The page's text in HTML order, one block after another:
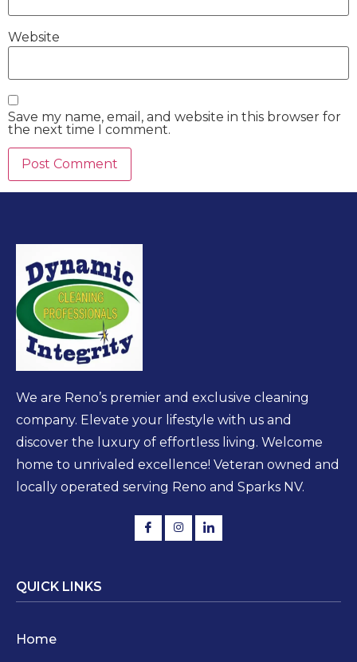
Website
Save my name, email, and website in this browser for
the next time I comment.
We are Reno’s premier and exclusive cleaning
company. Elevate your lifestyle with us and
discover the luxury of effortless living. Welcome
home to unrivaled excellence! Veteran owned and
locally operated serving Reno and Sparks NV.
QUICK LINKS
Home